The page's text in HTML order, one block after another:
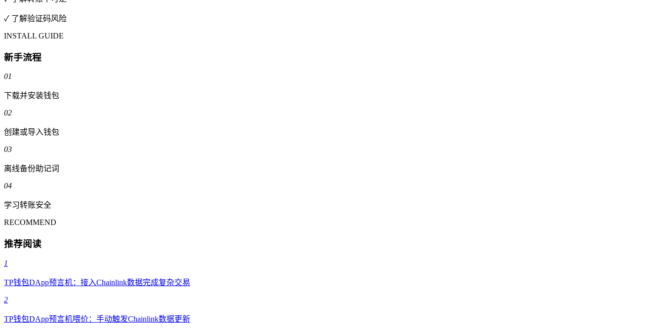
✓ 了解验证码风险
INSTALL GUIDE
新手流程
01
下载并安装钱包
02
创建或导入钱包
03
离线备份助记词
04
学习转账安全
RECOMMEND
推荐阅读
1
TP钱包DApp预言机：接入Chainlink数据完成复杂交易
2
TP钱包DApp预言机喂价：手动触发Chainlink数据更新